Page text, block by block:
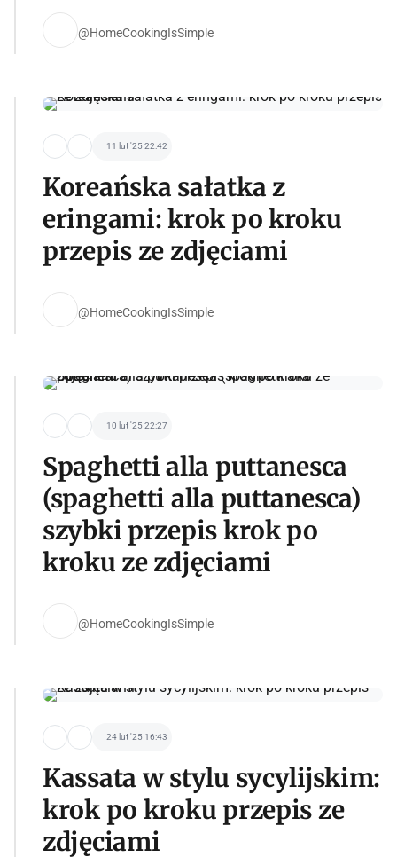
@HomeCookingIsSimple
11 lut '25 22:42
Koreańska sałatka z
eringami: krok po kroku
przepis ze zdjęciami
@HomeCookingIsSimple
10 lut '25 22:27
Spaghetti alla puttanesca
(spaghetti alla puttanesca)
szybki przepis krok po
kroku ze zdjęciami
@HomeCookingIsSimple
24 lut '25 16:43
Kassata w stylu sycylijskim:
krok po kroku przepis ze
zdjęciami